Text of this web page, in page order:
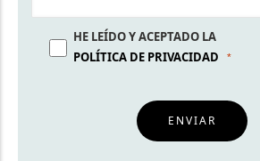
HE LEÍDO Y ACEPTADO LA
POLÍTICA DE PRIVACIDAD
ENVIAR